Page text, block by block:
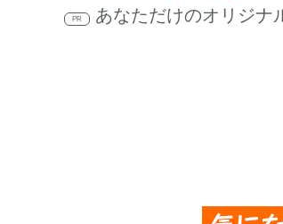
PR あなただけのオリジナ